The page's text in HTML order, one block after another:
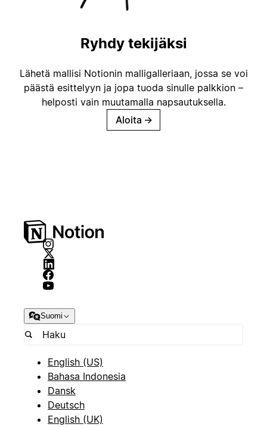
Ryhdy tekijäksi
Lähetä mallisi Notionin malligalleriaan, jossa se voi
päästä esittelyyn ja jopa tuoda sinulle palkkion –
helposti vain muutamalla napsautuksella.
Aloita →
Suomi
English (US)
Bahasa Indonesia
Dansk
Deutsch
English (UK)